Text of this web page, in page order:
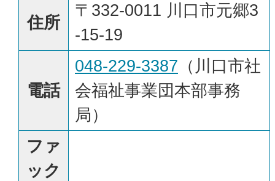
住所
〒332-0011 川口市元郷3
‐15‐19
電話
048-229-3387 （川口市社
会福祉事業団本部事務
局）
ファ
ック